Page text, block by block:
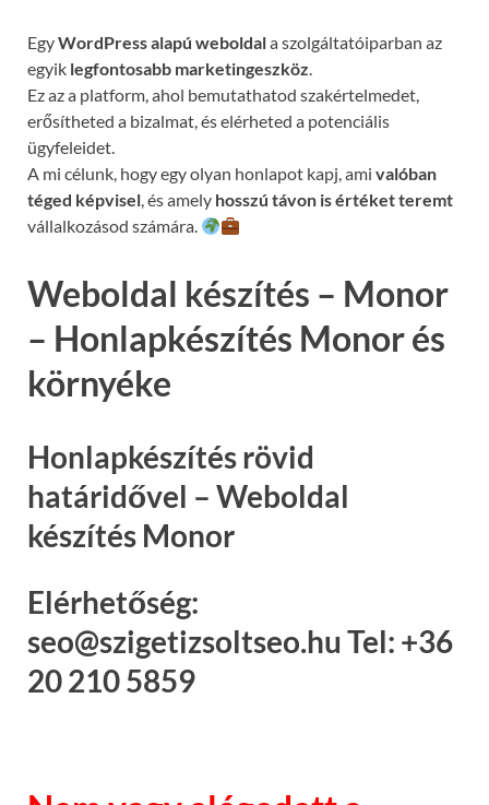
EgyWordPress alapú weboldala szolgáltatóiparban az
egyik legfontosabb marketingeszköz.
Ez az a platform, ahol bemutathatod szakértelmedet,
erősítheted a bizalmat, és elérheted a potenciális
ügyfeleidet.
A mi célunk, hogy egy olyan honlapot kapj, ami valóban
téged képvisel, és amely hosszú távon is értéket teremt
vállalkozásod számára.
Weboldal készítés – Monor
– Honlapkészítés Monor és
környéke
Honlapkészítés rövid
határidővel – Weboldal
készítés Monor
Elérhetőség:
seo@szigetizsoltseo.hu Tel: +36
20 210 5859